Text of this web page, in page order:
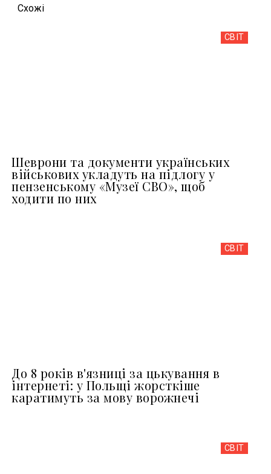
Схожi
СВІТ
Шеврони та документи українських
військових укладуть на підлогу у
пензенському «Музеї СВО», щоб
ходити по них
СВІТ
До 8 років в'язниці за цькування в
інтернеті: у Польщі жорсткіше
каратимуть за мову ворожнечі
СВІТ